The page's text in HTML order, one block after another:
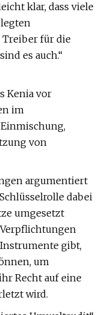
klar, dass viele
für die
es auch.“
Kenia vor
im
von
argumentiert
dabei
umgesetzt
Instrumente gibt,
um
Recht auf eine
wird.